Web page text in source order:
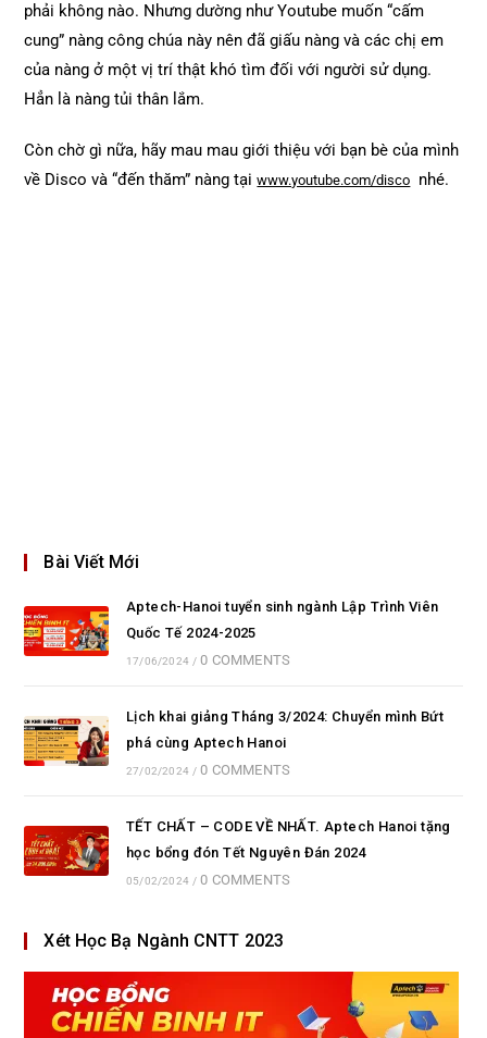
phải không nào. Nhưng dường như Youtube muốn “cấm
cung” nàng công chúa này nên đã giấu nàng và các chị em
của nàng ở một vị trí thật khó tìm đối với người sử dụng.
Hẳn là nàng tủi thân lắm.
Còn chờ gì nữa, hãy mau mau giới thiệu với bạn bè của mình
về Disco và “đến thăm” nàng tạiwww.youtube.com/disco nhé.
Bài Viết Mới
Aptech-Hanoi tuyển sinh ngành Lập Trình Viên
Quốc Tế 2024-2025
17/06/2024 / 0 COMMENTS
Lịch khai giảng Tháng 3/2024: Chuyển mình Bứt
phá cùng Aptech Hanoi
27/02/2024 / 0 COMMENTS
TẾT CHẤT – CODE VỀ NHẤT. Aptech Hanoi tặng
học bổng đón Tết Nguyên Đán 2024
05/02/2024 / 0 COMMENTS
Xét Học Bạ Ngành CNTT 2023